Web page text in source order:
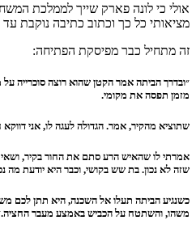
אולי כי לונה פארק שייך לממלכת
מציאותי כל כך וכתוב כתיבה נוקבת
זה מתחיל כבר מפיסקת הפתיחה:
״ובדרך הביתה אמר הקטן שהוא רוצה סוכרייה
מזמן תפסה את מקומי.
שתוציא מהקיר, אמר. הגדולה לעגה לו, אני
אמרתי לו שהאיש הרע סתם את החור בקיר,
שזה לא נכון. בת שש בקושי, וכבר היא יודעת מה
כשנגיע הביתה תעלו אל השכנה, היא תתן לכם
משהו, והשתטח על הכביש באמצע מעבר